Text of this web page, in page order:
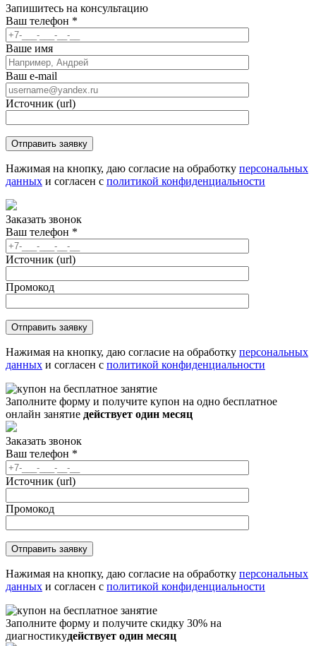
Запишитесь на консультацию
Ваш телефон *
Ваше имя
Ваш e-mail
Источник (url)
Нажимая на кнопку, даю согласие на обработку персональных
данных и согласен с политикой конфиденциальности
Заказать звонок
Ваш телефон *
Источник (url)
Промокод
Нажимая на кнопку, даю согласие на обработку персональных
данных и согласен с политикой конфиденциальности
Заполните форму и получите купон на одно бесплатное
онлайн занятие действует один месяц
Заказать звонок
Ваш телефон *
Источник (url)
Промокод
Нажимая на кнопку, даю согласие на обработку персональных
данных и согласен с политикой конфиденциальности
Заполните форму и получите скидку 30% на
диагностикудействует один месяц